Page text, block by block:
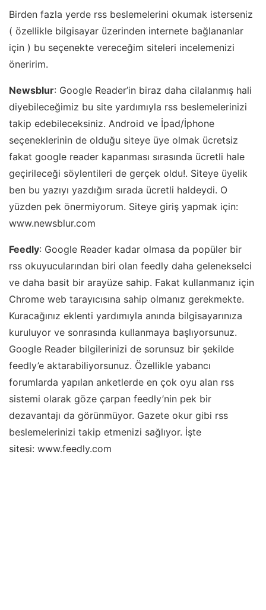
Birden fazla yerde rss beslemelerini okumak isterseniz
( özellikle bilgisayar üzerinden internete bağlananlar
için ) bu seçenekte vereceğim siteleri incelemenizi
öneririm.
Newsblur: Google Reader’in biraz daha cilalanmış hali
diyebileceğimiz bu site yardımıyla rss beslemelerinizi
takip edebileceksiniz. Android ve İpad/İphone
seçeneklerinin de olduğu siteye üye olmak ücretsiz
fakat google reader kapanması sırasında ücretli hale
geçirileceği söylentileri de gerçek oldu!. Siteye üyelik
ben bu yazıyı yazdığım sırada ücretli haldeydi. O
yüzden pek önermiyorum. Siteye giriş yapmak için:
www.newsblur.com
Feedly: Google Reader kadar olmasa da popüler bir
rss okuyucularından biri olan feedly daha gelenekselci
ve daha basit bir arayüze sahip. Fakat kullanmanız için
Chrome web tarayıcısına sahip olmanız gerekmekte.
Kuracağınız eklenti yardımıyla anında bilgisayarınıza
kuruluyor ve sonrasında kullanmaya başlıyorsunuz.
Google Reader bilgilerinizi de sorunsuz bir şekilde
feedly’e aktarabiliyorsunuz. Özellikle yabancı
forumlarda yapılan anketlerde en çok oyu alan rss
sistemi olarak göze çarpan feedly’nin pek bir
dezavantajı da görünmüyor. Gazete okur gibi rss
beslemelerinizi takip etmenizi sağlıyor. İşte
sitesi: www.feedly.com